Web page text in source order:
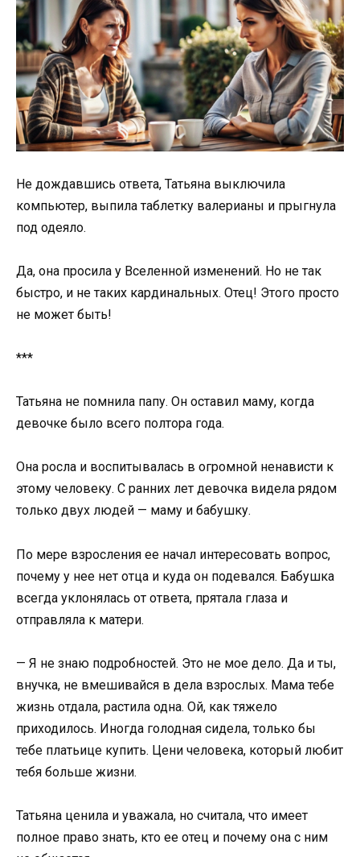
Не дождавшись ответа, Татьяна выключила
компьютер, выпила таблетку валерианы и прыгнула
под одеяло.
Да, она просила у Вселенной изменений. Но не так
быстро, и не таких кардинальных. Отец! Этого просто
не может быть!
***
Татьяна не помнила папу. Он оставил маму, когда
девочке было всего полтора года.
Она росла и воспитывалась в огромной ненависти к
этому человеку. С ранних лет девочка видела рядом
только двух людей — маму и бабушку.
По мере взросления ее начал интересовать вопрос,
почему у нее нет отца и куда он подевался. Бабушка
всегда уклонялась от ответа, прятала глаза и
отправляла к матери.
— Я не знаю подробностей. Это не мое дело. Да и ты,
внучка, не вмешивайся в дела взрослых. Мама тебе
жизнь отдала, растила одна. Ой, как тяжело
приходилось. Иногда голодная сидела, только бы
тебе платьице купить. Цени человека, который любит
тебя больше жизни.
Татьяна ценила и уважала, но считала, что имеет
полное право знать, кто ее отец и почему она с ним